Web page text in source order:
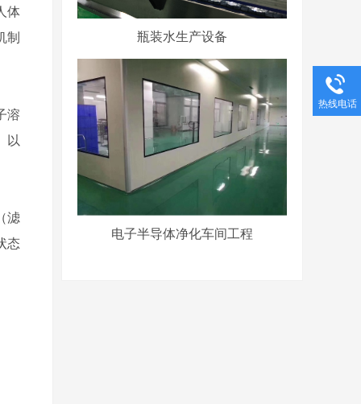
体
制
溶
以
滤
态
瓶装水生产设备
电子半导体净化车间工程
热线电话